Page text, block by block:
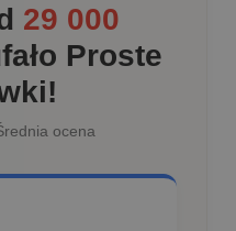
29 000
Proste
ocena